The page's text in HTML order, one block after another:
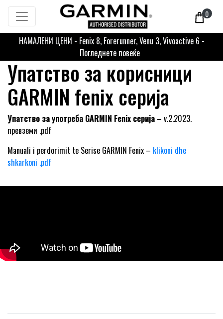
0
НАМАЛЕНИ ЦЕНИ - Fenix 8, Forerunner, Venu 3, Vivoactive 6 -
Погледнете повеќе
Упатство за корисници
GARMIN fenix серија
Упатство за употреба GARMIN Fenix серија – v.2.2023.
превземи .pdf
Manuali i pеrdorimit tе Serisе GARMIN Fenix – klikoni dhe
shkarkoni .pdf